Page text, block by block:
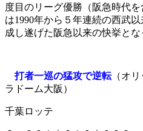
度目のリーグ優勝（阪急時代
は1990年から５年連続の西武
成し遂げた阪急以来の快挙とな
打者一巡の猛攻で逆転（オ
ラドーム大阪）
千葉ロッテ